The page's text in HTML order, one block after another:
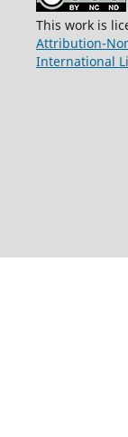
This work is
Attribution-
International